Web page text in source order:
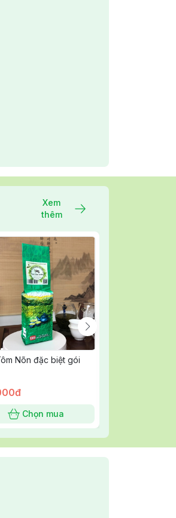
Xem
thêm
Nõn đặc biệt gói
Chọn mua